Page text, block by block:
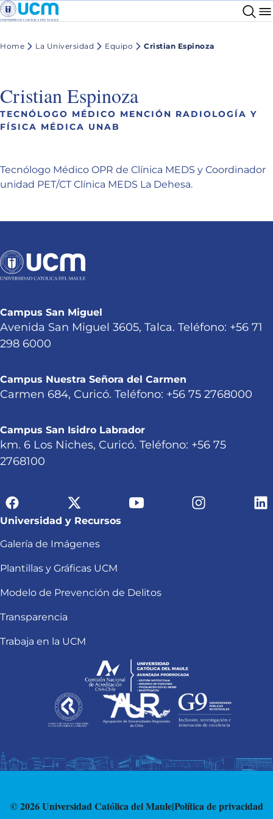
Home La Universidad Equipo Cristian Espinoza
Cristian Espinoza
TECNÓLOGO MÉDICO MENCIÓN RADIOLOGÍA Y
FÍSICA MÉDICA UNAB
Tecnólogo Médico OPR de Clínica MEDS y Coordinador
unidad PET/CT Clínica MEDS La Dehesa.
Campus San Miguel
Avenida San Miguel 3605, Talca. Teléfono: +56 71
298 6000
Campus Nuestra Señora del Carmen
Carmen 684, Curicó. Teléfono: +56 75 2768000
Campus San Isidro Labrador
km. 6 Los Niches, Curicó. Teléfono: +56 75
2768100
Universidad y Recursos
Galería de Imágenes
Plantillas y Gráficas UCM
Modelo de Prevención de Delitos
Transparencia
Trabaja en la UCM
© 2026 Universidad Católica del Maule|Política de privacidad